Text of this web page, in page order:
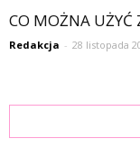
CO MOŻNA
Redakcja - 28 listopada